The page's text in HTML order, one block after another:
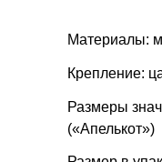
Материалы:
Крепление:
Размеры
(«Апелькот»)